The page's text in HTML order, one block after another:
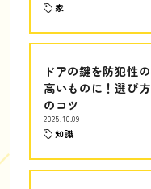
家
ドアの鍵を防犯性の
高いものに！選び方
のコツ
2025.10.09
知識